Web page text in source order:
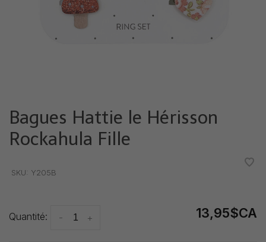
Bagues Hattie le Hérisson
Rockahula Fille
SKU: Y205B
Quantité: +
- 13,95$CA